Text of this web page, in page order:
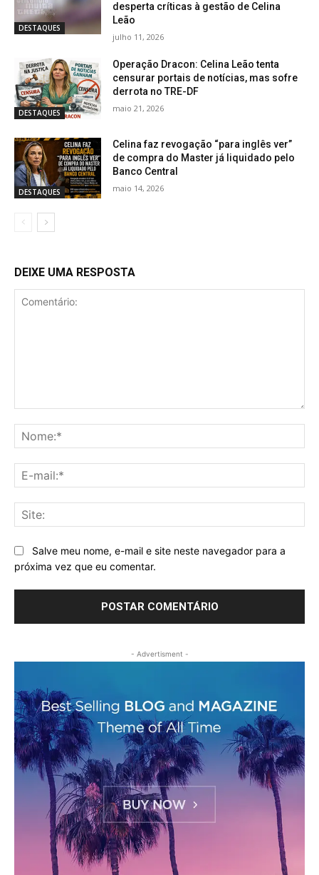
DESTAQUES
desperta críticas à gestão de Celina
Leão
julho 11, 2026
DESTAQUES
Operação Dracon: Celina Leão tenta
censurar portais de notícias, mas sofre
derrota no TRE-DF
maio 21, 2026
DESTAQUES
Celina faz revogação “para inglês ver”
de compra do Master já liquidado pelo
Banco Central
maio 14, 2026
DEIXE UMA RESPOSTA
Salve meu nome, e-mail e site neste navegador para a
próxima vez que eu comentar.
- Advertisment -